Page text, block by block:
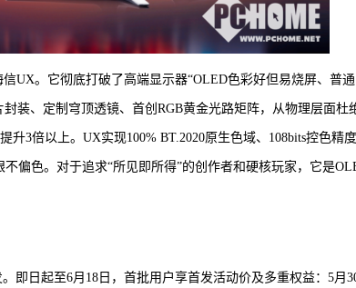
UX。它彻底打破了高端显示器“OLED色彩好但易烧屏、普通
装、定制穹顶透镜、首创RGB黄金光路矩阵，从物理层面杜
3倍以上。UX实现100% BT.2020原生色域、108bits控色精
偏色。对于追求“所见即所得”的创作者和硬核玩家，它是
即日起至6月18日，首批用户享首发活动价及多重权益：5月